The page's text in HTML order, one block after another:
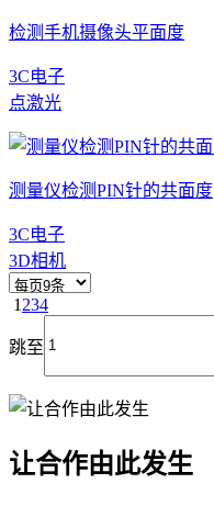
检测手机摄像头平面度
3C电子
点激光
测量仪检测PIN针的共面度
3C电子
3D相机
1 234
跳至
让合作由此发生